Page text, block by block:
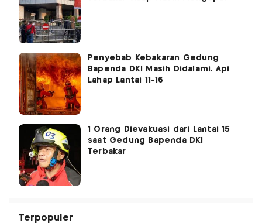
Penyebab Kebakaran Gedung
Bapenda DKI Masih Didalami, Api
Lahap Lantai 11-16
1 Orang Dievakuasi dari Lantai 15
saat Gedung Bapenda DKI
Terbakar
Terpopuler